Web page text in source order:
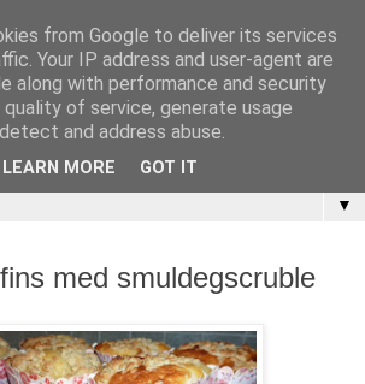
▼
med smuldegscruble
from Google to deliver its services
Your IP address and user-agent are
along with performance and security
of service, generate usage
and address abuse.
LEARN MORE GOT IT